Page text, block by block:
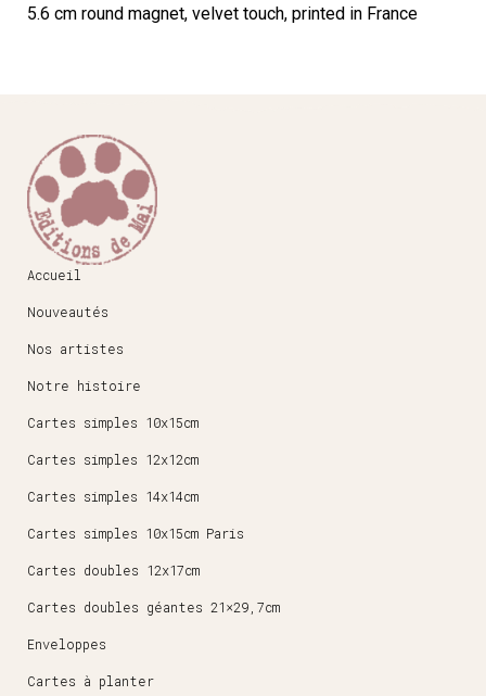
5.6 cm round magnet, velvet touch, printed in France
Accueil
Nouveautés
Nos artistes
Notre histoire
Cartes simples 10x15cm
Cartes simples 12x12cm
Cartes simples 14x14cm
Cartes simples 10x15cm Paris
Cartes doubles 12x17cm
Cartes doubles géantes 21×29,7cm
Enveloppes
Cartes à planter